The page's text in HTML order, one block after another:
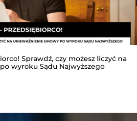
Sprawdź, czy możesz liczyć na
wyroku Sądu Najwyższego